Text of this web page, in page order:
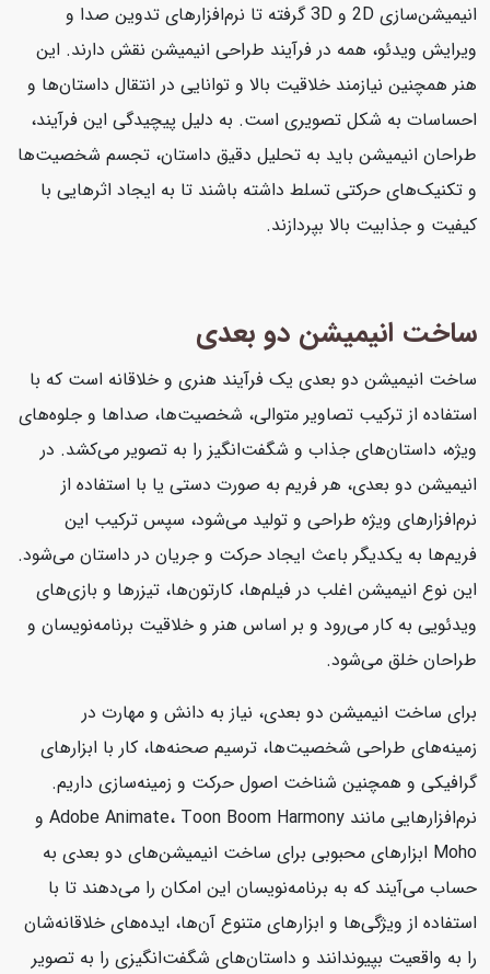
انیمیشن‌سازی 2D و 3D گرفته تا نرم‌افزارهای تدوین صدا و
ویرایش ویدئو، همه در فرآیند طراحی انیمیشن نقش دارند. این
هنر همچنین نیازمند خلاقیت بالا و توانایی در انتقال داستان‌ها و
احساسات به شکل تصویری است. به دلیل پیچیدگی این فرآیند،
طراحان انیمیشن باید به تحلیل دقیق داستان، تجسم شخصیت‌ها
و تکنیک‌های حرکتی تسلط داشته باشند تا به ایجاد اثرهایی با
کیفیت و جذابیت بالا بپردازند.
ساخت انیمیشن دو بعدی
ساخت انیمیشن دو بعدی یک فرآیند هنری و خلاقانه است که با
استفاده از ترکیب تصاویر متوالی، شخصیت‌ها، صداها و جلوه‌های
ویژه، داستان‌های جذاب و شگفت‌انگیز را به تصویر می‌کشد. در
انیمیشن دو بعدی، هر فریم به صورت دستی یا با استفاده از
نرم‌افزارهای ویژه طراحی و تولید می‌شود، سپس ترکیب این
فریم‌ها به یکدیگر باعث ایجاد حرکت و جریان در داستان می‌شود.
این نوع انیمیشن اغلب در فیلم‌ها، کارتون‌ها، تیزرها و بازی‌های
ویدئویی به کار می‌رود و بر اساس هنر و خلاقیت برنامه‌نویسان و
طراحان خلق می‌شود.
برای ساخت انیمیشن دو بعدی، نیاز به دانش و مهارت در
زمینه‌های طراحی شخصیت‌ها، ترسیم صحنه‌ها، کار با ابزارهای
گرافیکی و همچنین شناخت اصول حرکت و زمینه‌سازی داریم.
نرم‌افزارهایی مانند Adobe Animate، Toon Boom Harmony و
Moho ابزارهای محبوبی برای ساخت انیمیشن‌های دو بعدی به
حساب می‌آیند که به برنامه‌نویسان این امکان را می‌دهند تا با
استفاده از ویژگی‌ها و ابزارهای متنوع آن‌ها، ایده‌های خلاقانه‌شان
را به واقعیت بپیوندانند و داستان‌های شگفت‌انگیزی را به تصویر